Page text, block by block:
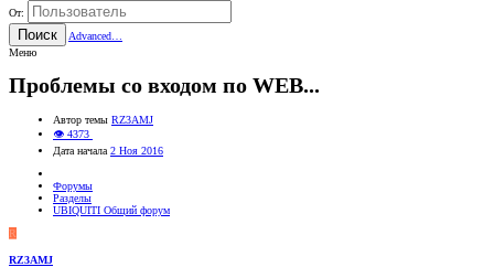
От:
Поиск
Advanced…
Меню
Проблемы со входом по WEB...
Автор темы RZ3AMJ
👁 4373
Дата начала 2 Ноя 2016
Форумы
Разделы
UBIQUITI Общий форум
R
RZ3AMJ